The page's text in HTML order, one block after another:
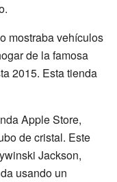
mostraba vehículos
de la famosa
2015. Esta tienda
Apple Store,
de cristal. Este
Jackson,
usando un